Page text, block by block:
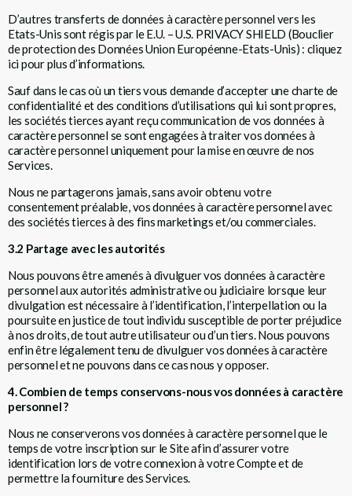
D’autres transferts de données à caractère personnel vers les
Etats-Unis sont régis par le E.U. – U.S. PRIVACY SHIELD (Bouclier
de protection des Données Union Européenne-Etats-Unis) : cliquez
ici pour plus d’informations.
Sauf dans le cas où un tiers vous demande d’accepter une charte de
confidentialité et des conditions d’utilisations qui lui sont propres,
les sociétés tierces ayant reçu communication de vos données à
caractère personnel se sont engagées à traiter vos données à
caractère personnel uniquement pour la mise en œuvre de nos
Services.
Nous ne partagerons jamais, sans avoir obtenu votre
consentement préalable, vos données à caractère personnel avec
des sociétés tierces à des fins marketings et/ou commerciales.
3.2 Partage avec les autorités
Nous pouvons être amenés à divulguer vos données à caractère
personnel aux autorités administrative ou judiciaire lorsque leur
divulgation est nécessaire à l’identification, l’interpellation ou la
poursuite en justice de tout individu susceptible de porter préjudice
à nos droits, de tout autre utilisateur ou d’un tiers. Nous pouvons
enfin être légalement tenu de divulguer vos données à caractère
personnel et ne pouvons dans ce cas nous y opposer.
4. Combien de temps conservons-nous vos données à caractère
personnel ?
Nous ne conserverons vos données à caractère personnel que le
temps de votre inscription sur le Site afin d’assurer votre
identification lors de votre connexion à votre Compte et de
permettre la fourniture des Services.